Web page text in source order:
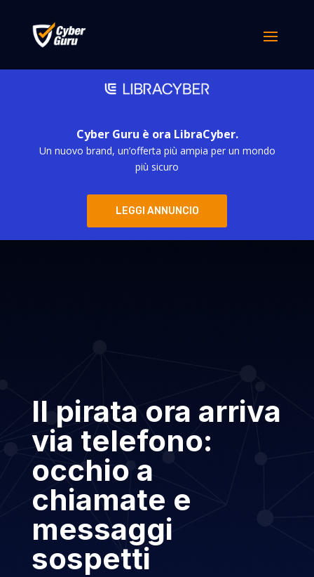
Cyber Guru è ora LibraCyber.
Un nuovo brand, un’offerta più ampia per un mondo
più sicuro
LEGGI ANNUNCIO
Il pirata ora arriva
via telefono:
occhio a
chiamate e
messaggi
sospetti